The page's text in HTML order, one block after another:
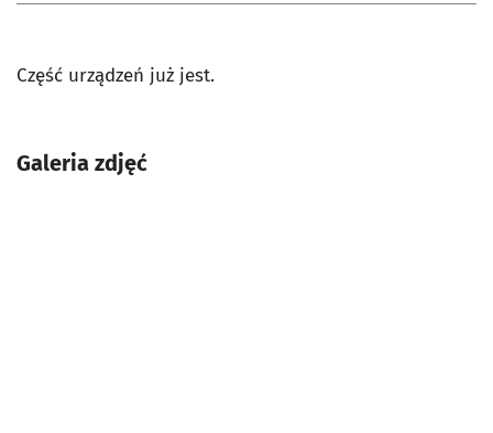
Część urządzeń już jest.
Galeria zdjęć